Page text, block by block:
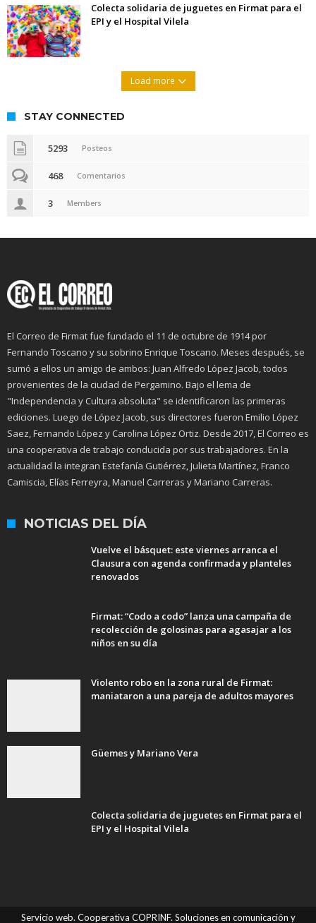
Colecta solidaria de juguetes en Firmat para el
EPI y el Hospital Vilela
Load more
STAY CONNECTED
5293 Posteos
468 Comentarios
3 Members
El Correo de Firmat fue fundado el 11 de octubre de 1914 por
Fernando Toscano y su sobrino Enrique Toscano. Meses después, se
sumó a ellos un amigo de ambos: Juan Alfredo López Jacob, todos
provenientes de la ciudad de Pergamino. Bajo el lema de
"Independencia y Cultura absoluta" se identificaron las primeras
ediciones. Luego de López Jacob, sus directores fueron Emilio López
Saez, Fernando López y Carolina López Ortiz. Desde 2017, El Correo es
una cooperativa de trabajo conducida por sus trabajadores. En la
actualidad la integran Estefanía Gutiérrez, Julieta Martínez, Franco
Camiscia, Elías Ferreyra, Manuel Carreras y Mariano Carreras.
NOTICIAS DEL DÍA
Vuelve el básquet: este viernes arranca el
Clausura con agenda confirmada y planteles
renovados
Firmat: “Codo a codo” lanza una campaña de
recolección de golosinas para agasajar a los
niños en su día
Violento robo en la zona rural de Firmat:
maniataron a una pareja de adultos mayores
Güemes y Mariano Vera
Colecta solidaria de juguetes en Firmat para el
EPI y el Hospital Vilela
Servicio web. Cooperativa COPRINF. Soluciones en comunicación y